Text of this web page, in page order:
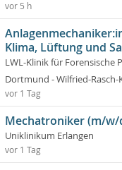
vor 5 h
Klima, Lüftung und
LWL-Klinik für Forensische
Dortmund - Wilfried-Rasch-
vor 1 Tag
Mechatroniker (m/w/
Uniklinikum Erlangen
vor 1 Tag